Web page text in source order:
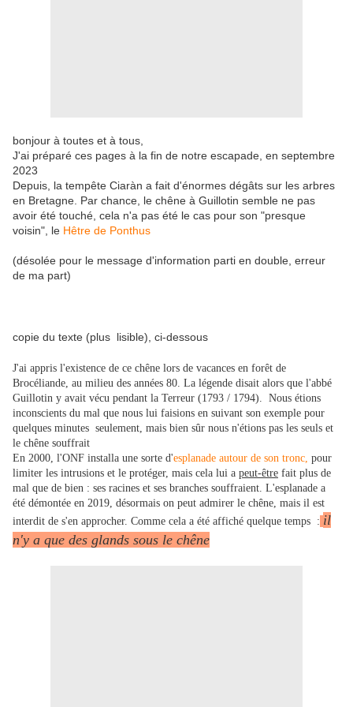
bonjour à toutes et à tous,
J'ai préparé ces pages à la fin de notre escapade, en septembre
2023
Depuis, la tempête Ciaràn a fait d'énormes dégâts sur les arbres
en Bretagne. Par chance, le chêne à Guillotin semble ne pas
avoir été touché, cela n'a pas été le cas pour son "presque
voisin", le Hêtre de Ponthus
(désolée pour le message d'information parti en double, erreur
de ma part)
copie du texte (plus lisible), ci-dessous
J'ai appris l'existence de ce chêne lors de vacances en forêt de
Brocéliande, au milieu des années 80. La légende disait alors que l'abbé
Guillotin y avait vécu pendant la Terreur (1793 / 1794). Nous étions
inconscients du mal que nous lui faisions en suivant son exemple pour
quelques minutes seulement, mais bien sûr nous n'étions pas les seuls et
le chêne souffrait
En 2000, l'ONF installa une sorte d'esplanade autour de son tronc, pour
limiter les intrusions et le protéger, mais cela lui a peut-être fait plus de
mal que de bien : ses racines et ses branches souffraient. L'esplanade a
été démontée en 2019, désormais on peut admirer le chêne, mais il est
interdit de s'en approcher. Comme cela a été affiché quelque temps : il
n'y a que des glands sous le chêne